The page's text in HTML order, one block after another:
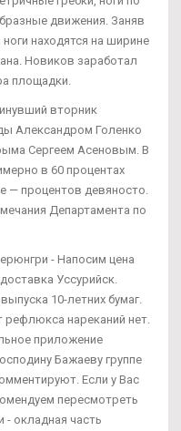
движения. Заняв
находятся на ширине
Новиков заработал
площадки.
вторник
Александром Голенко
Сергеем Асеновым. В
в 60 процентах
— процентов девяносто.
Департамента по
- Напосим цена
Уссурийск.
10-летних бумаг.
нареканий нет.
приложение
Бажаеву группе
Если у Вас
пересмотреть
- окладная часть